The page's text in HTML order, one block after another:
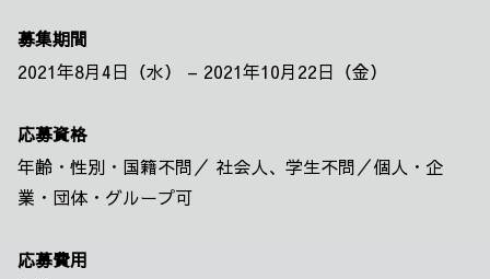
募集期間
2021年8月4日（水） – 2021年10月22日（金）
応募資格
年齢・性別・国籍不問／ 社会人、学生不問／個人・企
業・団体・グループ可
応募費用